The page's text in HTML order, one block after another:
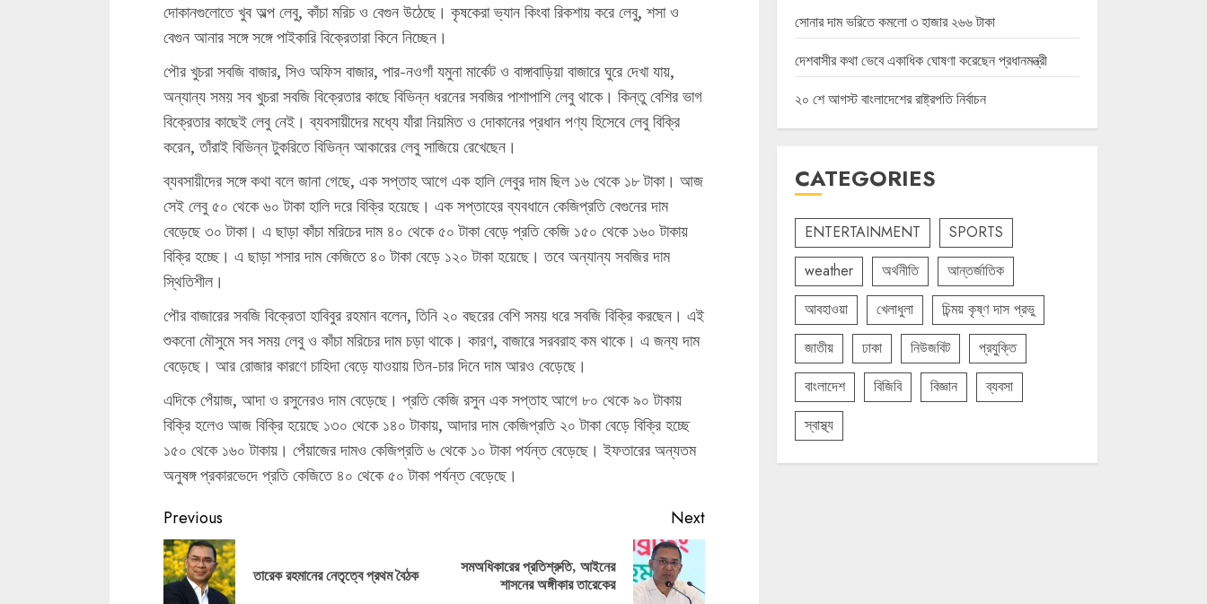
দোকানগুলোতে খুব অল্প লেবু, কাঁচা মরিচ ও বেগুন উঠেছে। কৃষকেরা ভ্যান কিংবা রিকশায় করে লেবু, শসা ও
বেগুন আনার সঙ্গে সঙ্গে পাইকারি বিক্রেতারা কিনে নিচ্ছেন।
পৌর খুচরা সবজি বাজার, সিও অফিস বাজার, পার-নওগাঁ যমুনা মার্কেট ও বাঙ্গাবাড়িয়া বাজারে ঘুরে দেখা যায়,
অন্যান্য সময় সব খুচরা সবজি বিক্রেতার কাছে বিভিন্ন ধরনের সবজির পাশাপাশি লেবু থাকে। কিন্তু বেশির ভাগ
বিক্রেতার কাছেই লেবু নেই। ব্যবসায়ীদের মধ্যে যাঁরা নিয়মিত ও দোকানের প্রধান পণ্য হিসেবে লেবু বিক্রি
করেন, তাঁরাই বিভিন্ন টুকরিতে বিভিন্ন আকারের লেবু সাজিয়ে রেখেছেন।
ব্যবসায়ীদের সঙ্গে কথা বলে জানা গেছে, এক সপ্তাহ আগে এক হালি লেবুর দাম ছিল ১৬ থেকে ১৮ টাকা। আজ
সেই লেবু ৫০ থেকে ৬০ টাকা হালি দরে বিক্রি হয়েছে। এক সপ্তাহের ব্যবধানে কেজিপ্রতি বেগুনের দাম
বেড়েছে ৩০ টাকা। এ ছাড়া কাঁচা মরিচের দাম ৪০ থেকে ৫০ টাকা বেড়ে প্রতি কেজি ১৫০ থেকে ১৬০ টাকায়
বিক্রি হচ্ছে। এ ছাড়া শসার দাম কেজিতে ৪০ টাকা বেড়ে ১২০ টাকা হয়েছে। তবে অন্যান্য সবজির দাম
স্থিতিশীল।
পৌর বাজারের সবজি বিক্রেতা হাবিবুর রহমান বলেন, তিনি ২০ বছরের বেশি সময় ধরে সবজি বিক্রি করছেন। এই
শুকনো মৌসুমে সব সময় লেবু ও কাঁচা মরিচের দাম চড়া থাকে। কারণ, বাজারে সরবরাহ কম থাকে। এ জন্য দাম
বেড়েছে। আর রোজার কারণে চাহিদা বেড়ে যাওয়ায় তিন-চার দিনে দাম আরও বেড়েছে।
এদিকে পেঁয়াজ, আদা ও রসুনেরও দাম বেড়েছে। প্রতি কেজি রসুন এক সপ্তাহ আগে ৮০ থেকে ৯০ টাকায়
বিক্রি হলেও আজ বিক্রি হয়েছে ১৩০ থেকে ১৪০ টাকায়, আদার দাম কেজিপ্রতি ২০ টাকা বেড়ে বিক্রি হচ্ছে
১৫০ থেকে ১৬০ টাকায়। পেঁয়াজের দামও কেজিপ্রতি ৬ থেকে ১০ টাকা পর্যন্ত বেড়েছে। ইফতারের অন্যতম
অনুষঙ্গ প্রকারভেদে প্রতি কেজিতে ৪০ থেকে ৫০ টাকা পর্যন্ত বেড়েছে।
Continue
Reading
Previous
Previous
তারেক রহমানের নেতৃত্বে প্রথম বৈঠক
Next
Nextসমঅধিকারের প্রতিশ্রুতি, আইনের
শাসনের অঙ্গীকার তারেকের
সোনার দাম ভরিতে কমলো ৩ হাজার ২৬৬ টাকা
দেশবাসীর কথা ভেবে একাধিক ঘোষণা করেছেন প্রধানমন্ত্রী
২০ শে আগস্ট বাংলাদেশের রাষ্ট্রপতি নির্বাচন
CATEGORIES
ENTERTAINMENT
SPORTS
weather
অর্থনীতি
আন্তর্জাতিক
আবহাওয়া
খেলাধুলা
চিন্ময় কৃষ্ণ দাস প্রভু
জাতীয়
ঢাকা নিউজবিট
প্রযুক্তি
বাংলাদেশ
বিজিবি বিজ্ঞান
ব্যবসা
স্বাস্থ্য